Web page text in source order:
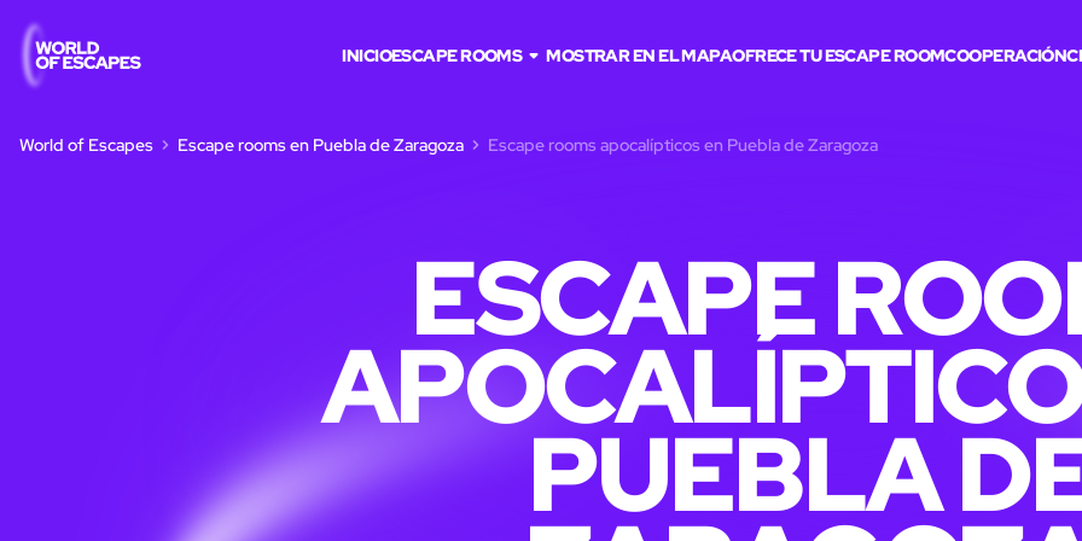
INICIOESCAPE ROOMS MOSTRAR EN EL MAPAOFRECE TU ESCAPE ROOMCOOPERACIÓN
World of Escapes Escape rooms en Puebla de Zaragoza Escape rooms apocalípticos en Puebla de Zaragoza
ESCAPE
PUEBLA